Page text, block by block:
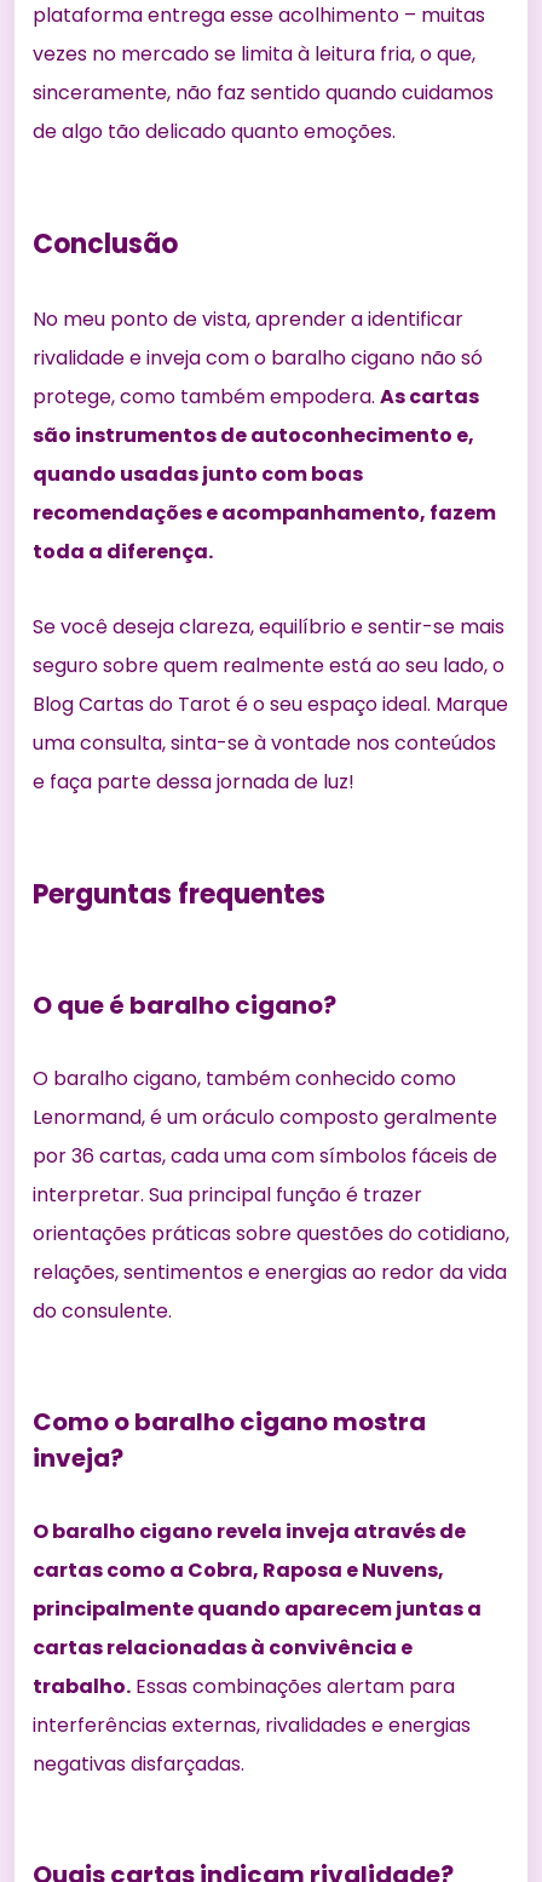
plataforma entrega esse acolhimento – muitas
vezes no mercado se limita à leitura fria, o que,
sinceramente, não faz sentido quando cuidamos
de algo tão delicado quanto emoções.
Conclusão
No meu ponto de vista, aprender a identificar
rivalidade e inveja com o baralho cigano não só
protege, como também empodera. As cartas
são instrumentos de autoconhecimento e,
quando usadas junto com boas
recomendações e acompanhamento, fazem
toda a diferença.
Se você deseja clareza, equilíbrio e sentir-se mais
seguro sobre quem realmente está ao seu lado, o
Blog Cartas do Tarot é o seu espaço ideal. Marque
uma consulta, sinta-se à vontade nos conteúdos
e faça parte dessa jornada de luz!
Perguntas frequentes
O que é baralho cigano?
O baralho cigano, também conhecido como
Lenormand, é um oráculo composto geralmente
por 36 cartas, cada uma com símbolos fáceis de
interpretar. Sua principal função é trazer
orientações práticas sobre questões do cotidiano,
relações, sentimentos e energias ao redor da vida
do consulente.
Como o baralho cigano mostra
inveja?
O baralho cigano revela inveja através de
cartas como a Cobra, Raposa e Nuvens,
principalmente quando aparecem juntas a
cartas relacionadas à convivência e
trabalho. Essas combinações alertam para
interferências externas, rivalidades e energias
negativas disfarçadas.